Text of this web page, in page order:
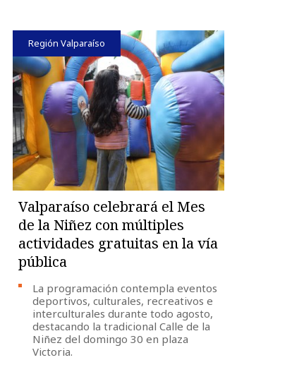
Región Valparaíso
Valparaíso celebrará el Mes
de la Niñez con múltiples
actividades gratuitas en la vía
pública
La programación contempla eventos
deportivos, culturales, recreativos e
interculturales durante todo agosto,
destacando la tradicional Calle de la
Niñez del domingo 30 en plaza
Victoria.